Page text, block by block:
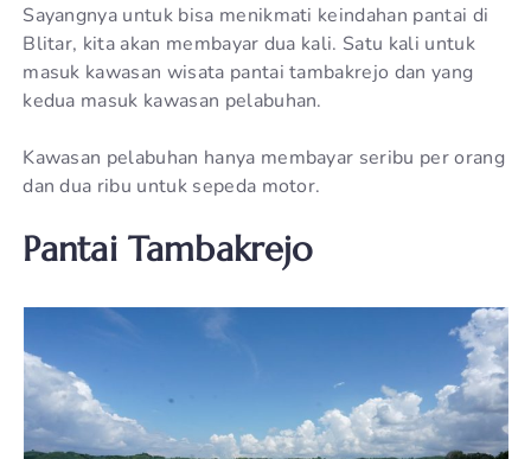
Sayangnya untuk bisa menikmati keindahan pantai di
Blitar, kita akan membayar dua kali. Satu kali untuk
masuk kawasan wisata pantai tambakrejo dan yang
kedua masuk kawasan pelabuhan.
Kawasan pelabuhan hanya membayar seribu per orang
dan dua ribu untuk sepeda motor.
Pantai Tambakrejo